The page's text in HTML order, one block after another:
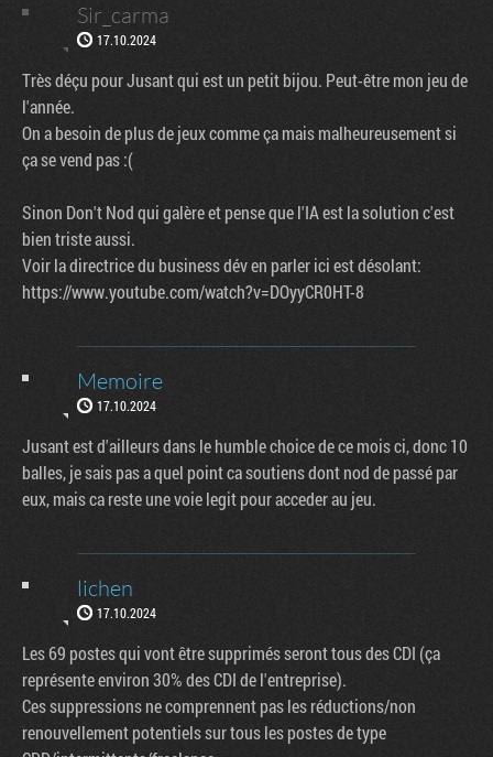
Sir_carma
17.10.2024
Très déçu pour Jusant qui est un petit bijou. Peut-être mon jeu de
l'année.
On a besoin de plus de jeux comme ça mais malheureusement si
ça se vend pas :(
Sinon Don't Nod qui galère et pense que l'IA est la solution c'est
bien triste aussi.
Voir la directrice du business dév en parler ici est désolant:
https://www.youtube.com/watch?v=DOyyCR0HT-8
Memoire
17.10.2024
Jusant est d'ailleurs dans le humble choice de ce mois ci, donc 10
balles, je sais pas a quel point ca soutiens dont nod de passé par
eux, mais ca reste une voie legit pour acceder au jeu.
lichen
17.10.2024
Les 69 postes qui vont être supprimés seront tous des CDI (ça
représente environ 30% des CDI de l'entreprise).
Ces suppressions ne comprennent pas les réductions/non
renouvellement potentiels sur tous les postes de type